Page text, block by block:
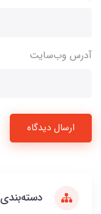
آدرس وب‌سایت
ارسال دیدگاه
دسته‌بندی